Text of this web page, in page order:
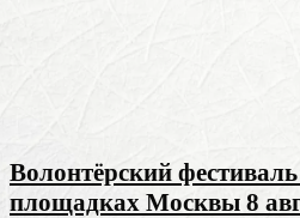
Волонтёрский
площадках Москвы 8